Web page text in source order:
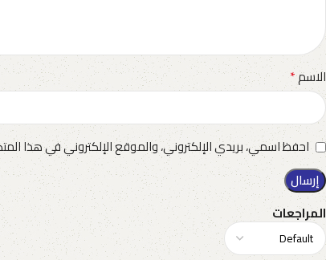
المراجعات
الاسم*
احفظ اسمي، بريدي الإلكتروني، والموقع الإلكتروني في هذا